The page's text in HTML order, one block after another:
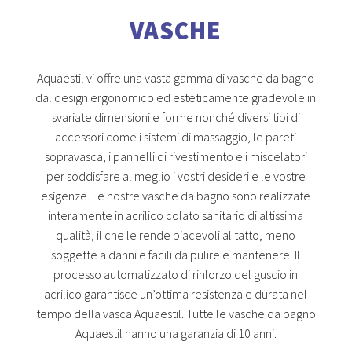
VASCHE
Aquaestil vi offre una vasta gamma di vasche da bagno
dal design ergonomico ed esteticamente gradevole in
svariate dimensioni e forme nonché diversi tipi di
accessori come i sistemi di massaggio, le pareti
sopravasca, i pannelli di rivestimento e i miscelatori
per soddisfare al meglio i vostri desideri e le vostre
esigenze. Le nostre vasche da bagno sono realizzate
interamente in acrilico colato sanitario di altissima
qualità, il che le rende piacevoli al tatto, meno
soggette a danni e facili da pulire e mantenere. Il
processo automatizzato di rinforzo del guscio in
acrilico garantisce un’ottima resistenza e durata nel
tempo della vasca Aquaestil. Tutte le vasche da bagno
Aquaestil hanno una garanzia di 10 anni.